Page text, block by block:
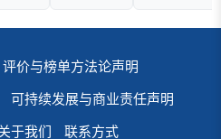
评价与榜单方法论声明
可持续发展与商业责任声明
于我们 联系方式